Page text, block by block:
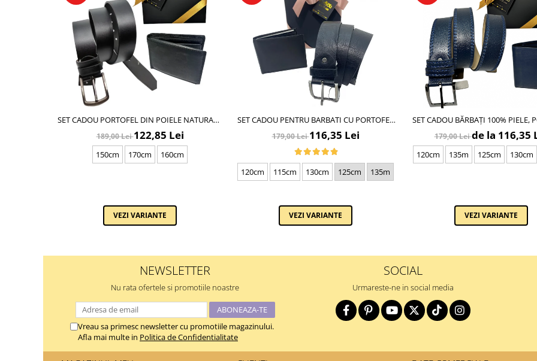
SET CADOU PORTOFEL DIN POIELE NATURALA
SI CUREA DE BARBATI NEAGRA, SERIE MARE
BATTAL, A702-4.N_1379
189,00 Lei122,85 Lei
150cm 170cm 160cm
VEZI VARIANTE
SET CADOU PENTRU BARBATI CU PORTOFEL
DIN PIELE SI CUREA DE BARBATI, NEGRU 2210-
179,00 Lei116,35 Lei
120cm 115cm 130cm 125cm 135m
VEZI VARIANTE
SET CADOU BĂRBAȚI 100% PIELE,
ȘI CUREA DE PANTALONI,
BLEOMARIN CU STRIATII, F-
179,00 Leide la 116,35
120cm 135m 125cm 130cm
VEZI VARIANTE
NEWSLETTER
Nu rata ofertele si promotiile noastre
Vreau sa primesc newsletter cu promotiile magazinului.
Afla mai multe in Politica de Confidentialitate
SOCIAL
Urmareste-ne in social media